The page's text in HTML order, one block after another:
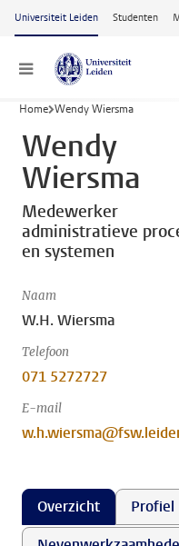
Ga naar hoofdinhoud
Universiteit Leiden Studenten
Menu
Home Wendy Wiersma
Wendy
Wiersma
Medewerker
administratieve
en systemen
Naam
W.H. Wiersma
Telefoon
071 5272727
E-mail
Overzicht Profiel